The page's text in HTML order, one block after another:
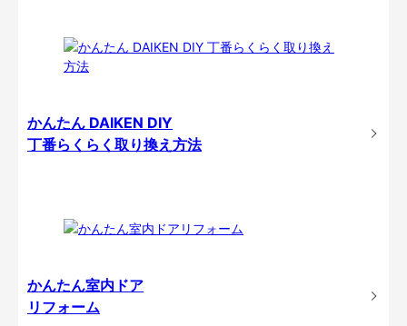
かんたん DAIKEN DIY
丁番らくらく取り換え方法
かんたん室内ドア
リフォーム